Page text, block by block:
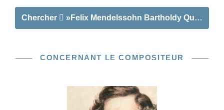
Chercher »Felix Mendelssohn Bartholdy Quatuors
CONCERNANT LE COMPOSITEUR